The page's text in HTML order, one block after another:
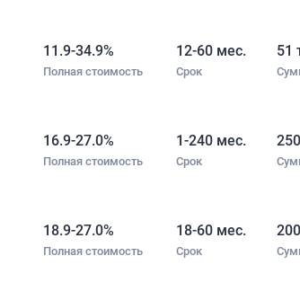
11.9-34.9%
Полная стоимость
12-60 мес.
Срок
51
16.9-27.0%
Полная стоимость
1-240 мес.
Срок
18.9-27.0%
Полная стоимость
18-60 мес.
Срок